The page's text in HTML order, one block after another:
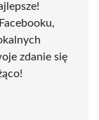
zdanie się